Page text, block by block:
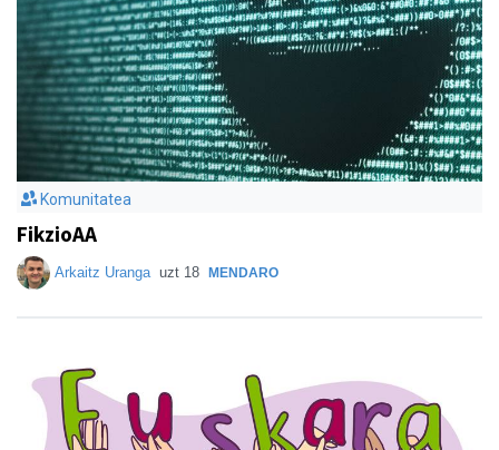
Komunitatea
FikzioAA
Arkaitz Uranga uzt 18 MENDARO